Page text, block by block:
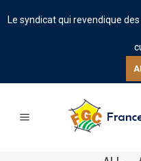
Le syndicat qui revendique